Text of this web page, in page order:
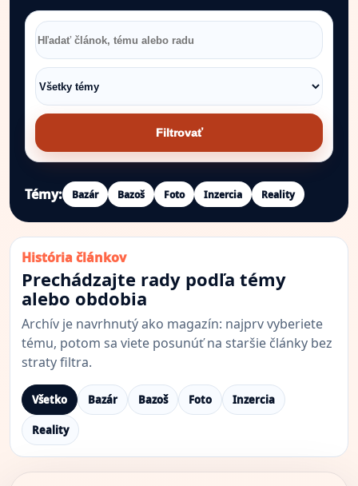
Filtrovať
Témy: Bazár Bazoš Foto Inzercia Reality
História článkov
Prechádzajte rady podľa témy
alebo obdobia
Archív je navrhnutý ako magazín: najprv vyberiete
tému, potom sa viete posunúť na staršie články bez
straty filtra.
Všetko Bazár Bazoš Foto Inzercia
Reality